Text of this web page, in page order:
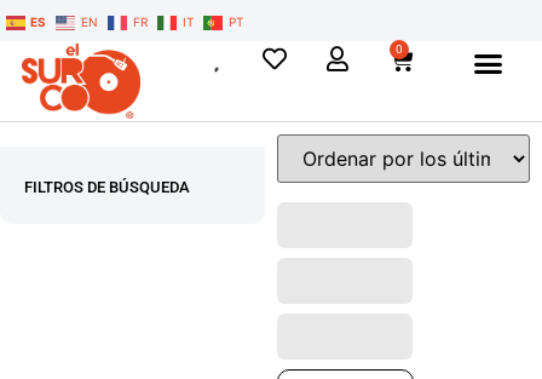
ES EN FR IT PT
0
FILTROS DE BÚSQUEDA